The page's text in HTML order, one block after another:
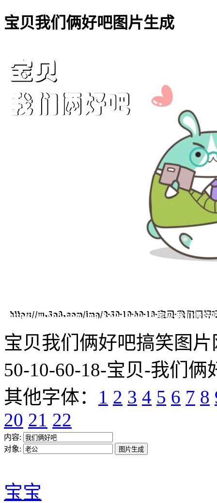
宝贝我们俩好吧图片生成
宝贝我们俩好吧搞笑图片
50-10-60-18-宝贝-我们俩
其他字体： 1 2 3 4 5 6 7 8
20 21 22
内容:
对象:
宝宝